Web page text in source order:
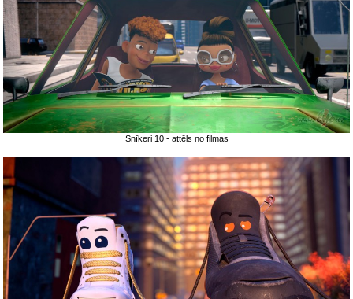
Snīkeri 10 - attēls no filmas